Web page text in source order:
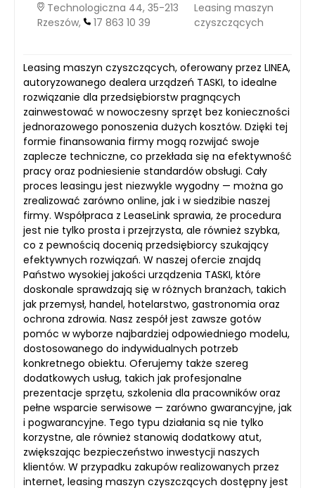
Technologiczna 44, 35-213
Rzeszów,
17 863 10 39
Leasing maszyn
czyszczących
Leasing maszyn czyszczących, oferowany przez LINEA,
autoryzowanego dealera urządzeń TASKI, to idealne
rozwiązanie dla przedsiębiorstw pragnących
zainwestować w nowoczesny sprzęt bez konieczności
jednorazowego ponoszenia dużych kosztów. Dzięki tej
formie finansowania firmy mogą rozwijać swoje
zaplecze techniczne, co przekłada się na efektywność
pracy oraz podniesienie standardów obsługi. Cały
proces leasingu jest niezwykle wygodny — można go
zrealizować zarówno online, jak i w siedzibie naszej
firmy. Współpraca z LeaseLink sprawia, że procedura
jest nie tylko prosta i przejrzysta, ale również szybka,
co z pewnością docenią przedsiębiorcy szukający
efektywnych rozwiązań. W naszej ofercie znajdą
Państwo wysokiej jakości urządzenia TASKI, które
doskonale sprawdzają się w różnych branżach, takich
jak przemysł, handel, hotelarstwo, gastronomia oraz
ochrona zdrowia. Nasz zespół jest zawsze gotów
pomóc w wyborze najbardziej odpowiedniego modelu,
dostosowanego do indywidualnych potrzeb
konkretnego obiektu. Oferujemy także szereg
dodatkowych usług, takich jak profesjonalne
prezentacje sprzętu, szkolenia dla pracowników oraz
pełne wsparcie serwisowe — zarówno gwarancyjne, jak
i pogwarancyjne. Tego typu działania są nie tylko
korzystne, ale również stanowią dodatkowy atut,
zwiększając bezpieczeństwo inwestycji naszych
klientów. W przypadku zakupów realizowanych przez
internet, leasing maszyn czyszczących dostępny jest